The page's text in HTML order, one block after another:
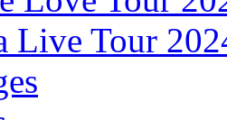
Live Tour